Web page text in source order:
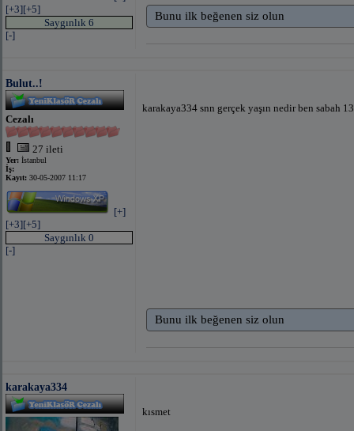
[+3][+5]
Saygınlık 6
[-]
Bunu ilk beğenen siz olun
Bulut..!
Cezalı
27 ileti
Yer: İstanbul
İş:
Kayıt: 30-05-2007 11:17
[+]
[+3][+5]
Saygınlık 0
[-]
karakaya334 snn gerçek yaşın nedir ben sabah
Bunu ilk beğenen siz olun
karakaya334
kısmet